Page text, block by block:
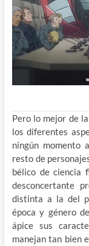
Pero lo mejor de
los diferentes
ningún momento
resto de
bélico de ciencia
desconcertante
distinta a la del
época y género
ápice sus
manejan tan bien